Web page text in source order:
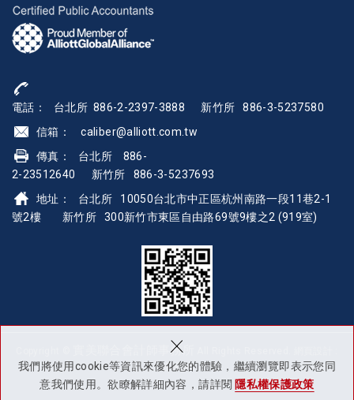
我們將使用cookie等資訊來優化您的體驗，繼續瀏覽即表示您同
意我們使用。欲瞭解詳細內容，請詳閱 隱私權保護政策
×
電話： 台北所 886-2-2397-3888
新竹所 886-3-5237580
信箱： caliber@alliott.com.tw
傳真： 台北所 886-
2-23512640 新竹所 886-3-5237693
地址：
台北所 10050台北市中正區杭州南路一段11巷2-1
號2樓 新竹所 300新竹市東區自由路69號9樓之2 (919室)
實美聯合會計師事務所
多米諾